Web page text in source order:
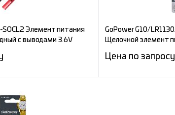
SOCL2 Элемент питания
с выводами 3.6V
цену
GoPower G10/
Щелочной элемент
Цена по запросу